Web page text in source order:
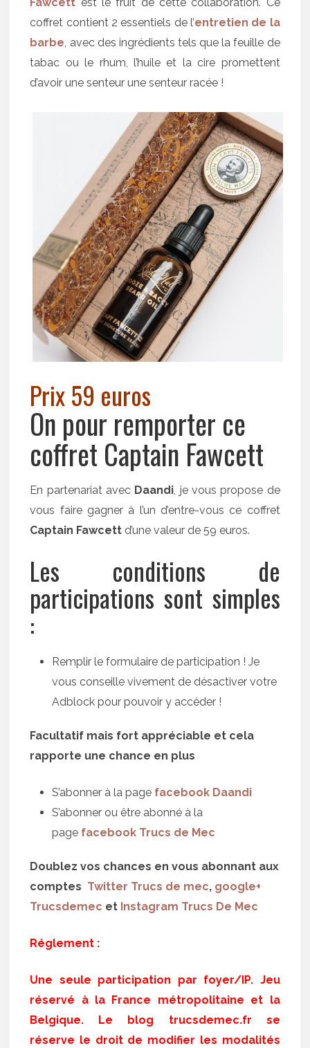
coffret contient 2 essentiels de l’entretien de la
barbe, avec des ingrédients tels que la feuille de
tabac ou le rhum, l’huile et la cire promettent
d’avoir une senteur une senteur racée !
Prix 59 euros
On pour remporter ce
coffret Captain Fawcett
En partenariat avec Daandi, je vous propose de
vous faire gagner à l’un d’entre-vous ce coffret
Captain Fawcett d’une valeur de 59 euros.
Les conditions de
participations sont simples
:
Remplir le formulaire de participation ! Je
vous conseille vivement de désactiver votre
Adblock pour pouvoir y accéder !
Facultatif mais fort appréciable et cela
rapporte une chance en plus
S’abonner à la page facebook Daandi
S’abonner ou être abonné à la
page facebook Trucs de Mec
Doublez vos chances en vous abonnant aux
comptes Twitter Trucs de mec, google+
Trucsdemec et Instagram Trucs De Mec
Réglement :
Une seule participation par foyer/IP. Jeu
réservé à la France métropolitaine et la
Belgique. Le blog trucsdemec.fr se
réserve le droit de modifier les modalités